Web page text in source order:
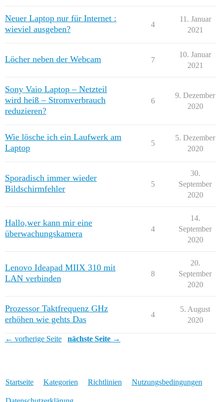
Neuer Laptop nur für Internet :
wieviel ausgeben?
4
11. Januar
2021
Löcher neben der Webcam 7
10. Januar
2021
Sony Vaio Laptop – Netzteil
wird heiß – Stromverbrauch
reduzieren?
6
9. Dezember
2020
Wie lösche ich ein Laufwerk am
Laptop
5
5. Dezember
2020
Sporadisch immer wieder
Bildschirmfehler
5
30.
September
2020
Hallo,wer kann mir eine
überwachungskamera
4
14.
September
2020
Lenovo Ideapad MIIX 310 mit
LAN verbinden
8
20.
September
2020
Prozessor Taktfrequenz GHz
erhöhen wie gehts Das
4
5. August
2020
← vorherige Seite nächste Seite →
Startseite Kategorien Richtlinien Nutzungsbedingungen